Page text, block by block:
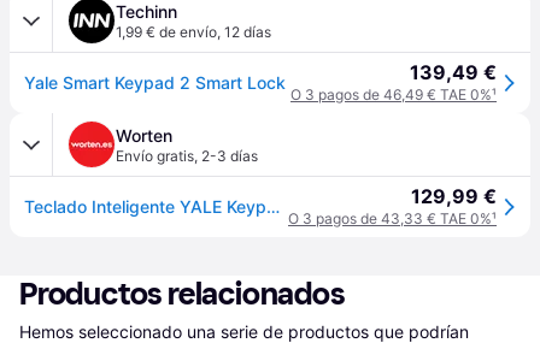
Techinn
1,99 € de envío, 12 días
Yale Smart Keypad 2 Smart Lock 139,49 €
O 3 pagos de 46,49 € TAE 0%¹
Worten
Envío gratis, 2-3 días
Teclado Inteligente YALE Keypad 2 Smart Huella Digital 129,99 €
O 3 pagos de 43,33 € TAE 0%¹
Productos relacionados
Hemos seleccionado una serie de productos que podrían